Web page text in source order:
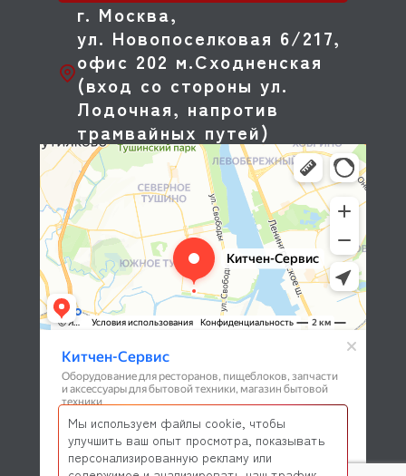
г. Москва,
ул. Новопоселковая 6/217,
офис 202 м.Сходненская
(вход со стороны ул.
Лодочная, напротив
трамвайных путей)
Мы используем файлы cookie, чтобы
улучшить ваш опыт просмотра, показывать
персонализированную рекламу или